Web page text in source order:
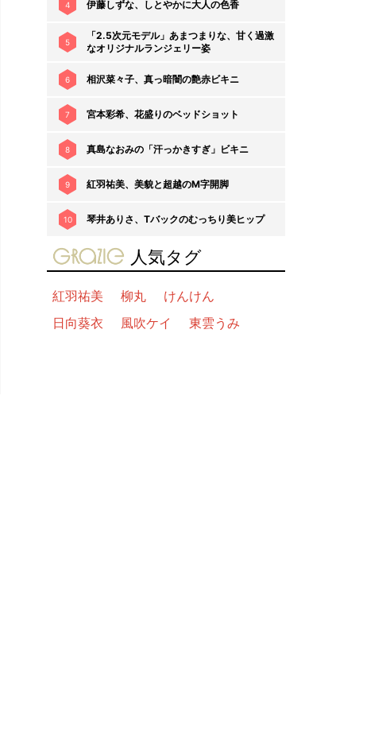
4 伊藤しずな、しとやかに大人の色香
5
「2.5次元モデル」あまつまりな、甘く過激
なオリジナルランジェリー姿
6 相沢菜々子、真っ暗闇の艶赤ビキニ
7 宮本彩希、花盛りのベッドショット
8 真島なおみの「汗っかきすぎ」ビキニ
9 紅羽祐美、美貌と超越のM字開脚
10 琴井ありさ、Tバックのむっちり美ヒップ
gravure-grazie
人気タグ
紅羽祐美 柳丸
けんけん
日向葵衣
風吹ケイ 東雲うみ